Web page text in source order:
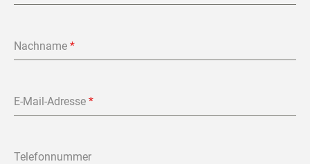
Nachname *
E-Mail-Adresse *
Telefonnummer